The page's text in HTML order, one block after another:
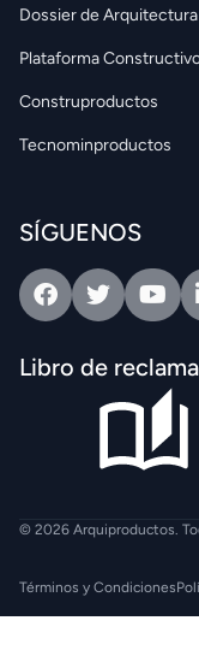
Dossier de Arquitectura
Plataforma
Construproductos
Tecnominproductos
SÍGUENOS
FacebookTwitterYoutube
Libro de
© 2026 Arquiproductos.
Términos y Condiciones